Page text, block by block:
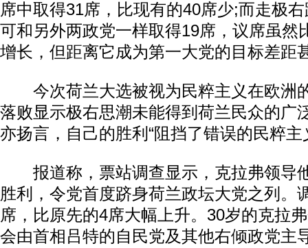
席中取得31席，比现有的40席少;而走极
可和另外两政党一样取得19席，议席虽然
增长，但距离它成为第一大党的目标差距
今次荷兰大选被视为民粹主义在欧洲
落败显示极右思潮未能得到荷兰民众的广
亦扬言，自己的胜利“阻挡了错误的民粹主
报道称，票站调查显示，克拉弗领导
胜利，令党首度跻身荷兰政坛大党之列。
席，比原先的4席大幅上升。30岁的克拉
会由首相吕特的自民党及其他右倾政党主